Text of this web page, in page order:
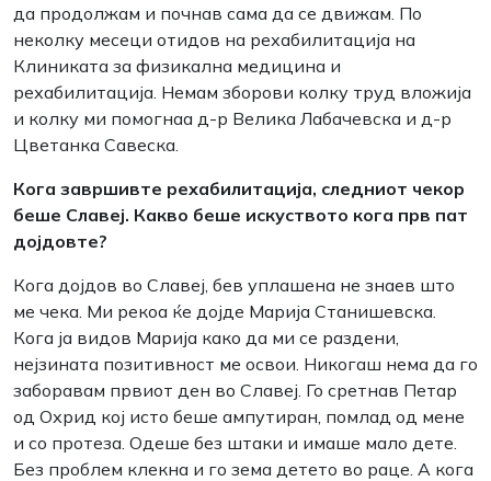
да продолжам и почнав сама да се движам. По
неколку месеци отидов на рехабилитација на
Клиниката за физикална медицина и
рехабилитација. Немам зборови колку труд вложија
и колку ми помогнаа д-р Велика Лабачевска и д-р
Цветанка Савеска.
Кога завршивте рехабилитација, следниот чекор
беше Славеј. Какво беше искуството кога прв пат
дојдовте?
Кога дојдов во Славеј, бев уплашена не знаев што
ме чека. Ми рекоа ќе дојде Марија Станишевска.
Кога ја видов Марија како да ми се раздени,
нејзината позитивност ме освои. Никогаш нема да го
заборавам првиот ден во Славеј. Го сретнав Петар
од Охрид кој исто беше ампутиран, помлад од мене
и со протеза. Одеше без штаки и имаше мало дете.
Без проблем клекна и го зема детето во раце. А кога